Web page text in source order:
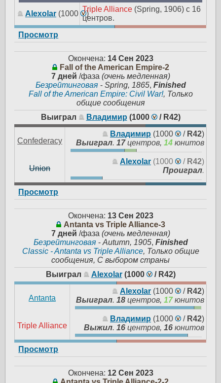
Alexolar (1000 )
Triple Alliance (Spring, 1906) с 16
центров.
Просмотр
Окончена: 14 Сен 2023
Fall of the American Empire-2
7 дней /фаза (очень медленная)
Безрейтинговая- Spring, 1865, Finished
Fall of the American Empire: Civil War!, Только
общие сообщения
Выиграл
Владимир (1000 / R42)
Confederacy
Владимир (1000 / R42)
Выиграл.17центров,14 юнитов
Union
Alexolar (1000 / R42)
Проиграл.
Просмотр
Окончена: 13 Сен 2023
Antanta vs Triple Alliance-3
7 дней /фаза (очень медленная)
Безрейтинговая- Autumn, 1905, Finished
Classic - Antanta vs Triple Alliance, Только общие
сообщения, С выбором страны
Выиграл
Alexolar (1000 / R42)
Antanta
Alexolar (1000 / R42)
Выиграл.18 центров,17юнитов
Triple Alliance
Владимир (1000 / R42)
Выжил.16 центров,16 юнитов
Просмотр
Окончена: 12 Сен 2023